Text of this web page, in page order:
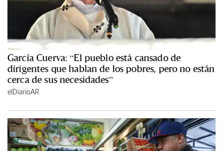
García Cuerva: “El pueblo está cansado de
dirigentes que hablan de los pobres, pero no están
cerca de sus necesidades”
elDiarioAR